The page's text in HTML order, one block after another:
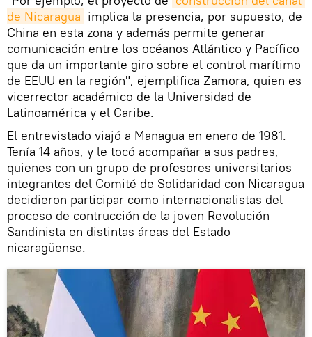
de Nicaragua implica la presencia, por supuesto, de
China en esta zona y además permite generar
comunicación entre los océanos Atlántico y Pacífico
que da un importante giro sobre el control marítimo
de EEUU en la región", ejemplifica Zamora, quien es
vicerrector académico de la Universidad de
Latinoamérica y el Caribe.
El entrevistado viajó a Managua en enero de 1981.
Tenía 14 años, y le tocó acompañar a sus padres,
quienes con un grupo de profesores universitarios
integrantes del Comité de Solidaridad con Nicaragua
decidieron participar como internacionalistas del
proceso de contrucción de la joven Revolución
Sandinista en distintas áreas del Estado
nicaragüense.